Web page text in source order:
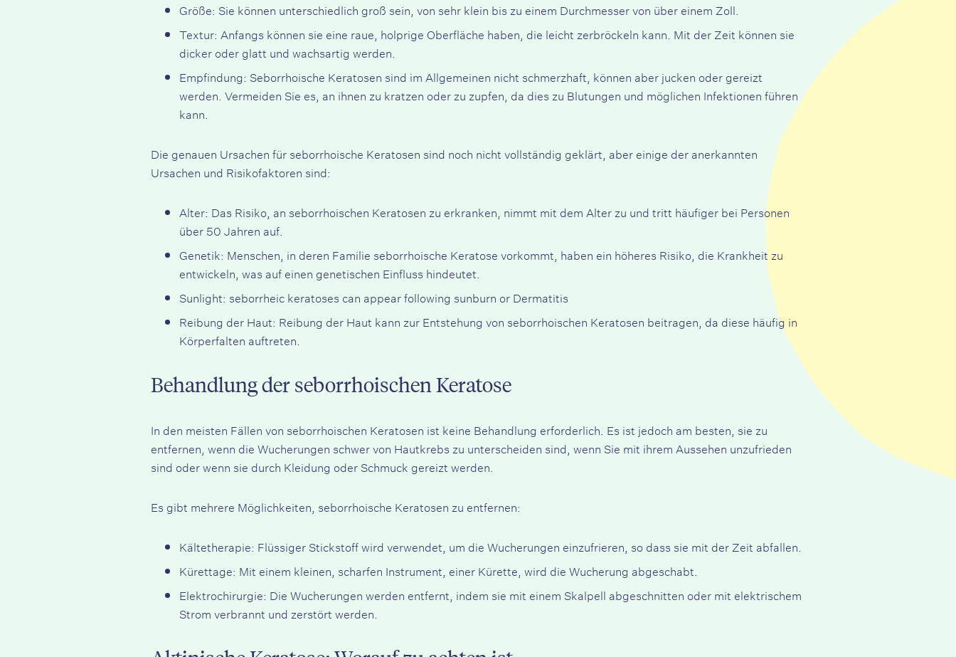
Größe: Sie können unterschiedlich groß sein, von sehr klein bis zu einem Durchmesser von über einem Zoll.
Textur: Anfangs können sie eine raue, holprige Oberfläche haben, die leicht zerbröckeln kann. Mit der Zeit können sie
dicker oder glatt und wachsartig werden.
Empfindung: Seborrhoische Keratosen sind im Allgemeinen nicht schmerzhaft, können aber jucken oder gereizt
werden. Vermeiden Sie es, an ihnen zu kratzen oder zu zupfen, da dies zu Blutungen und möglichen Infektionen führen
kann.
Die genauen Ursachen für seborrhoische Keratosen sind noch nicht vollständig geklärt, aber einige der anerkannten
Ursachen und Risikofaktoren sind:
Alter: Das Risiko, an seborrhoischen Keratosen zu erkranken, nimmt mit dem Alter zu und tritt häufiger bei Personen
über 50 Jahren auf.
Genetik: Menschen, in deren Familie seborrhoische Keratose vorkommt, haben ein höheres Risiko, die Krankheit zu
entwickeln, was auf einen genetischen Einfluss hindeutet.
Sunlight: seborrheic keratoses can appear following sunburn or Dermatitis
Reibung der Haut: Reibung der Haut kann zur Entstehung von seborrhoischen Keratosen beitragen, da diese häufig in
Körperfalten auftreten.
Behandlung der seborrhoischen Keratose
In den meisten Fällen von seborrhoischen Keratosen ist keine Behandlung erforderlich. Es ist jedoch am besten, sie zu
entfernen, wenn die Wucherungen schwer von Hautkrebs zu unterscheiden sind, wenn Sie mit ihrem Aussehen unzufrieden
sind oder wenn sie durch Kleidung oder Schmuck gereizt werden.
Es gibt mehrere Möglichkeiten, seborrhoische Keratosen zu entfernen:
Kältetherapie: Flüssiger Stickstoff wird verwendet, um die Wucherungen einzufrieren, so dass sie mit der Zeit abfallen.
Kürettage: Mit einem kleinen, scharfen Instrument, einer Kürette, wird die Wucherung abgeschabt.
Elektrochirurgie: Die Wucherungen werden entfernt, indem sie mit einem Skalpell abgeschnitten oder mit elektrischem
Strom verbrannt und zerstört werden.